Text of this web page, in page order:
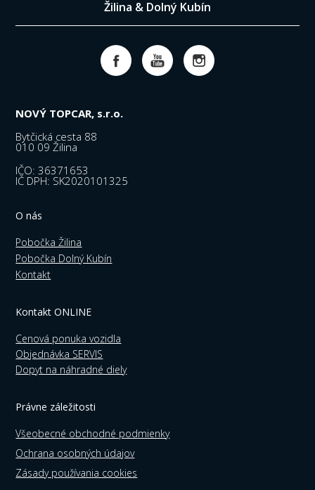
Žilina & Dolný Kubín
NOVÝ TOPCAR, s.r.o.
Bytčická cesta 88
010 09 Žilina
IČO: 36371653
IČ DPH: SK2020101325
O nás
Pobočka Žilina
Pobočka Dolný Kubín
Kontakt
Kontakt ONLINE
Cenová ponuka vozidla
Objednávka SERVIS
Dopyt na náhradné diely
Právne záležitosti
Všeobecné obchodné podmienky
Ochrana osobných údajov
Zásady používania cookies